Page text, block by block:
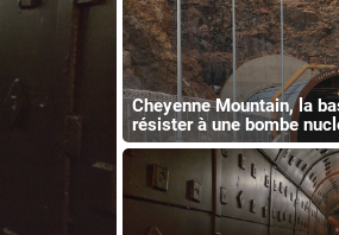
Cheyenne Mountain, la
résister à une bombe